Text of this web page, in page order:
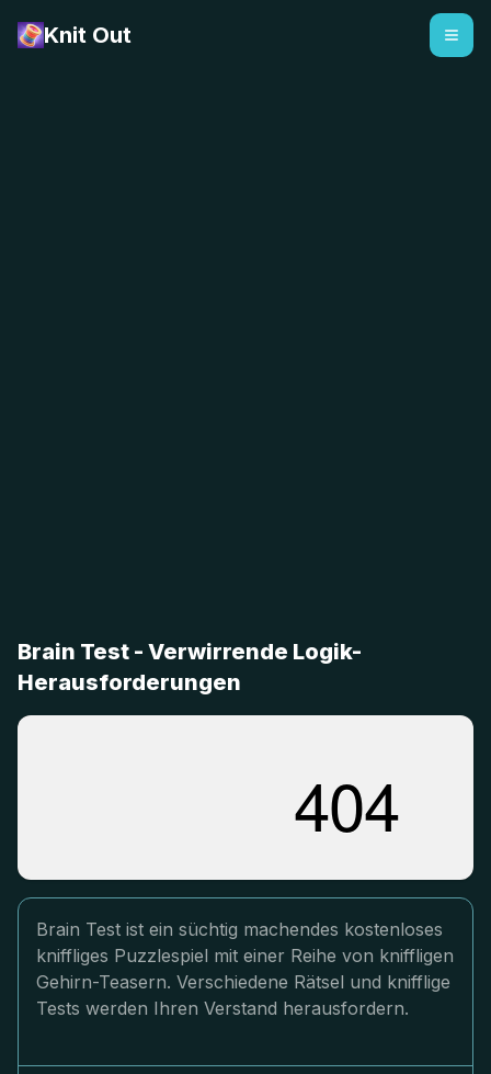
Knit Out
Brain Test - Verwirrende Logik-
Herausforderungen
Brain Test ist ein süchtig machendes kostenloses
kniffliges Puzzlespiel mit einer Reihe von kniffligen
Gehirn-Teasern. Verschiedene Rätsel und knifflige
Tests werden Ihren Verstand herausfordern.